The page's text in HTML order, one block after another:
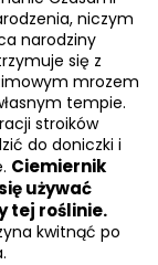
niczym
narodziny
się z
mrozem
tempie.
stroików
do doniczki i
Ciemiernik
używać
tej roślinie.
kwitnąć po